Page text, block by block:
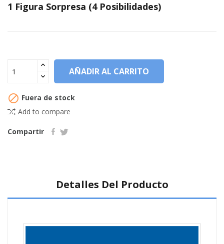
1 Figura Sorpresa (4 Posibilidades)
AÑADIR AL CARRITO
 Fuera de stock
Add to compare
Compartir
Detalles Del Producto